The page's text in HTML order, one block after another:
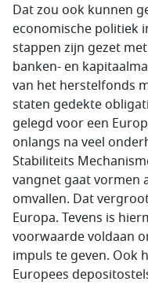
Dat zou ook kunnen
economische politiek
stappen zijn gezet
banken- en
van het herstelfonds
staten gedekte
gelegd voor een
onlangs na veel
Stabiliteits
vangnet gaat vormen
omvallen. Dat
Europa. Tevens is
voorwaarde voldaan
impuls te geven. Ook
Europees